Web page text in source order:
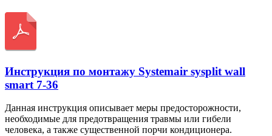
Инструкция по монтажу Systemair sysplit wall
smart 7-36
Данная инструкция описывает меры предосторожности,
необходимые для предотвращения травмы или гибели
человека, а также существенной порчи кондиционера.